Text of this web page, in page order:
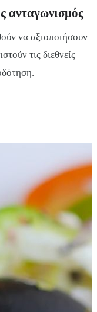
ανταγωνισμός
να αξιοποιήσουν
τις διεθνείς